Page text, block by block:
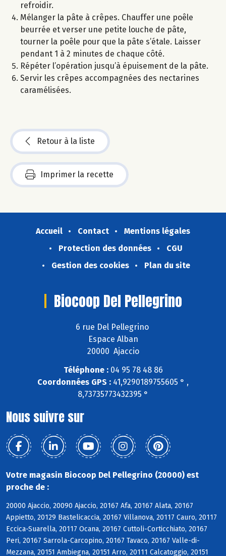
refroidir.
Mélanger la pâte à crêpes. Chauffer une poêle
beurrée et verser une petite louche de pâte,
tourner la poêle pour que la pâte s’étale. Laisser
pendant 1 à 2 minutes de chaque côté.
Répéter l’opération jusqu’à épuisement de la pâte.
Servir les crêpes accompagnées des nectarines
caramélisées.
Retour à la liste
Imprimer la recette
Accueil Contact
Mentions légales
Protection des données
CGU
Gestion des cookies
Plan du site
Biocoop Del Pellegrino
6 rue Del Pellegrino
Espace Alban
20000 Ajaccio
Téléphone :04 95 78 48 86
Coordonnées GPS : 41,9290189755605 ° ,
8,73735773432395 °
Nous suivre sur
Votre magasin Biocoop Del Pellegrino (20000) est
proche de :
20000 Ajaccio, 20090 Ajaccio, 20167 Afa, 20167 Alata, 20167
Appietto, 20129 Bastelicaccia, 20167 Villanova, 20117 Cauro, 20117
Eccica-Suarella, 20117 Ocana, 20167 Cuttoli-Corticchiato, 20167
Peri, 20167 Sarrola-Carcopino, 20167 Tavaco, 20167 Valle-di-
Mezzana, 20151 Ambiegna, 20151 Arro, 20111 Calcatoggio, 20151